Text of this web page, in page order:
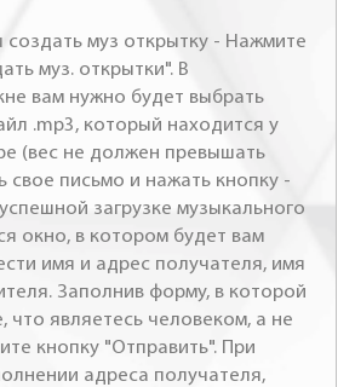
создать муз открытку - Нажмите
муз. открытки". В
вам нужно будет выбрать
.mp3, который находится у
(вес не должен превышать
свое письмо и нажать кнопку -
загрузке музыкального
окно, в котором будет вам
имя и адрес получателя, имя
Заполнив форму, в которой
что являетесь человеком, а не
кнопку "Отправить". При
адреса получателя,